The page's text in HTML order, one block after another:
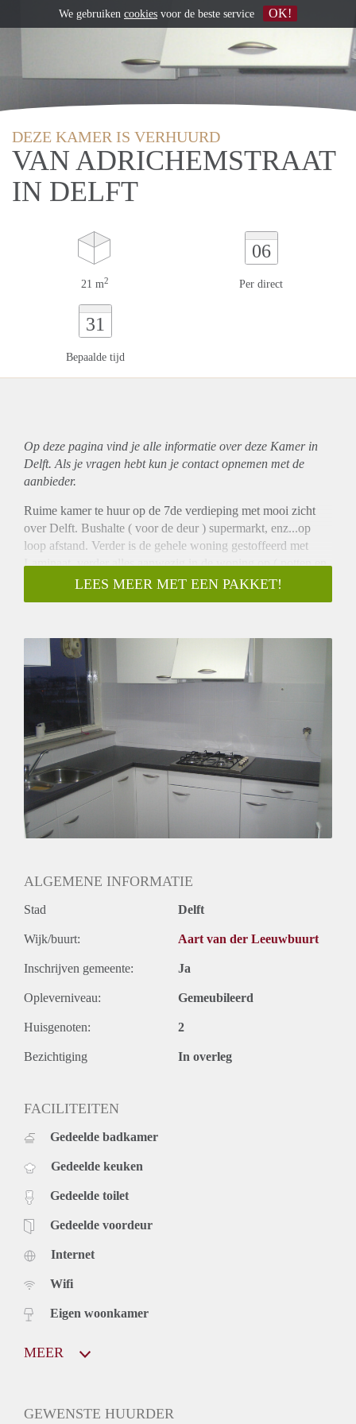
DEZE KAMER IS VERHUURD
VAN ADRICHEMSTRAAT
IN DELFT
21 m2
06
Per direct
31
Bepaalde tijd
Op deze pagina vind je alle informatie over deze Kamer in
Delft. Als je vragen hebt kun je contact opnemen met de
aanbieder.
Ruime kamer te huur op de 7de verdieping met mooi zicht
over Delft. Bushalte ( voor de deur ) supermarkt, enz...op
loop afstand. Verder is de gehele woning gestoffeerd met
Laminaat, verder alles aanwezig in de woning op ( potten en
pannen en bed na ) als u een afspraak wilt maken dan gelieve
reageren via de mail.
Delft. Bus stop (in front) supermarket, etc. .. walking
distance. Furthermore, the whole house furnished with
laminate, everything else present in the house at (pots and
pans and bed after) to make then please respond by mail an
appointment.
( half furnishe )
LEES MEER MET EEN PAKKET!
ALGEMENE INFORMATIE
Stad Delft
Wijk/buurt: Aart van der Leeuwbuurt
Inschrijven gemeente: Ja
Opleverniveau: Gemeubileerd
Huisgenoten: 2
Bezichtiging In overleg
FACILITEITEN
Gedeelde badkamer
Gedeelde keuken
Gedeelde toilet
Gedeelde voordeur
Internet
Wifi
Eigen woonkamer
MEER
GEWENSTE HUURDER
We gebruiken cookies voor de beste service OK!